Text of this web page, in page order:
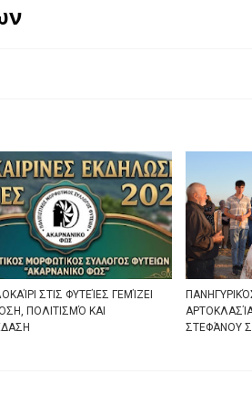
ΣΤΙΣ ΦΥΤΕΊΕΣ ΓΕΜΊΖΕΙ
ΠΟΛΙΤΙΣΜΌ ΚΑΙ
ΣΤΕΦΆΝΟΥ